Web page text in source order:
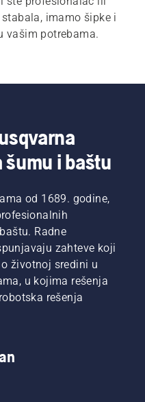
imamo šipke i
vašim potrebama.
i baštu
od 1689. godine,
Radne
zahteve koji
životnoj sredini u
u kojima rešenja
rešenja